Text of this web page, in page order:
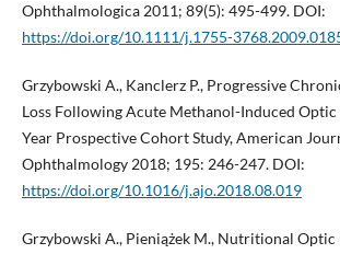
Ophthalmologica 2011; 89(5): 495-499. DOI:
https://doi.org/10.1111/j.1755-
Grzybowski A., Kanclerz P., Progressive
Loss Following Acute Methanol-Induced
Year Prospective Cohort Study, American
Ophthalmology 2018; 195: 246-247. DOI:
https://doi.org/10.1016/j.ajo.2018.08.019
Grzybowski A., Pieniążek M., Nutritional